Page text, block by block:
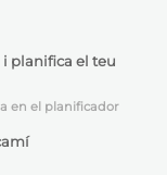
planifica el teu
en el planificador